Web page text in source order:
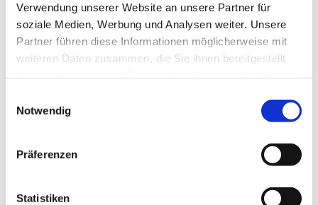
Verwendung unserer Website an unsere Partner für
soziale Medien, Werbung und Analysen weiter. Unsere
Partner führen diese Informationen möglicherweise mit
weiteren Daten zusammen, die Sie ihnen bereitgestellt
Notwendig
Präferenzen
Statistiken
Mittwoch, 12. Mai 2027, 15:00 Uhr
Thomas-Morus-Haus, Widumer